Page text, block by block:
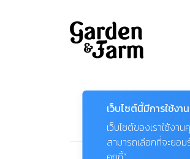
เว็บไซต์นี้มีการใช้งา
เว็บไซต์ของเราใช้ง
สามารถเลือกที่จะยอ